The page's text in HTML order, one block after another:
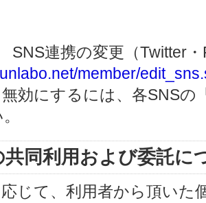
連携の変更（Twitter・
member/
効にするには、各SNS
共同利用および委託に
じて、利用者から頂いた